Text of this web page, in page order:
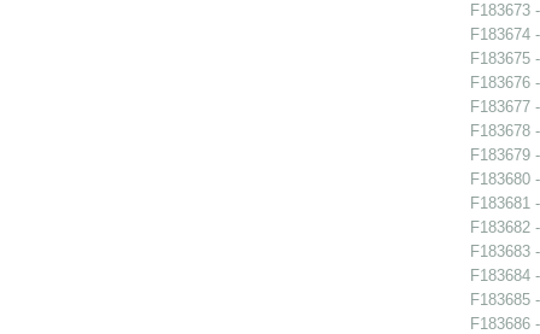
F183673
F183674
F183675
F183676
F183677
F183678
F183679
F183680
F183681
F183682
F183683
F183684
F183685
F183686